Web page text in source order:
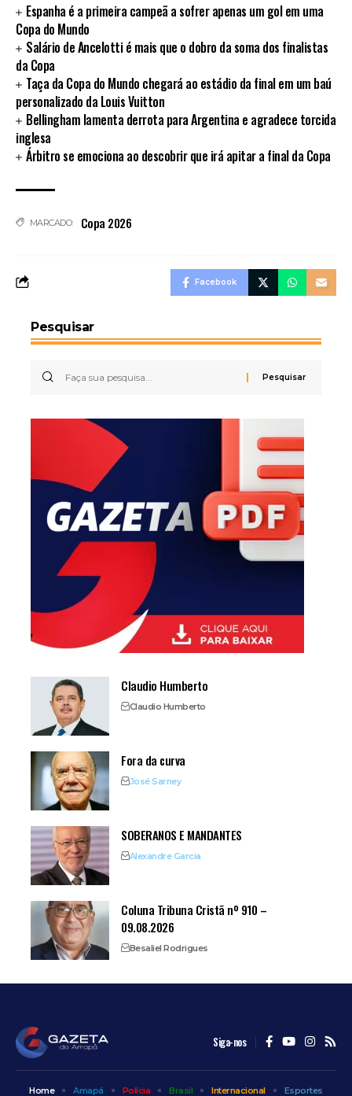
Espanha é a primeira campeã a sofrer apenas um gol em uma
Copa do Mundo
Salário de Ancelotti é mais que o dobro da soma dos finalistas
da Copa
Taça da Copa do Mundo chegará ao estádio da final em um baú
personalizado da Louis Vuitton
Bellingham lamenta derrota para Argentina e agradece torcida
inglesa
Árbitro se emociona ao descobrir que irá apitar a final da Copa
MARCADO: Copa 2026
Facebook
Pesquisar
Claudio Humberto
Claudio Humberto
Fora da curva
José Sarney
SOBERANOS E MANDANTES
Alexandre Garcia
Coluna Tribuna Cristã nº 910 –
09.08.2026
Besaliel Rodrigues
Siga-nos
Home Amapá Polícia Brasil Internacional Esportes